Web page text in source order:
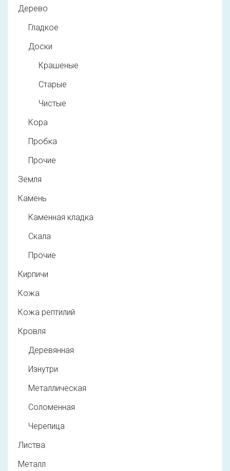
Дерево
Гладкое
Доски
Крашеные
Старые
Чистые
Кора
Пробка
Прочие
Земля
Камень
Каменная кладка
Скала
Прочие
Кирпичи
Кожа
Кожа рептилий
Кровля
Деревянная
Изнутри
Металлическая
Соломенная
Черепица
Листва
Металл